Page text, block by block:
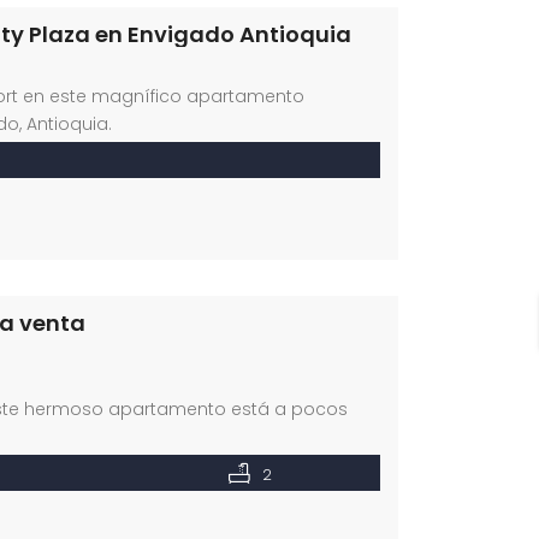
Plaza en Envigado Antioquia
en este magnífico apartamento
Antioquia.
venta
hermoso apartamento está a pocos
2